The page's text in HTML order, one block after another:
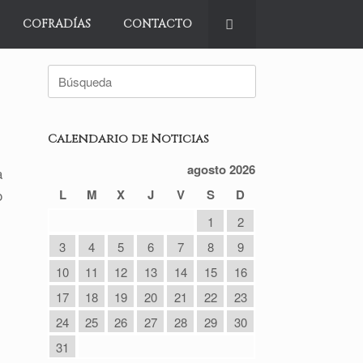
COFRADÍAS CONTACTO
Calendario de Noticias
agosto 2026
L
M X J V S D
1
2
3
4 5 6 7 8
9
10
11 12 13 14 15
16
17
18 19 20 21 22
23
24
25 26 27 28 29
30
31